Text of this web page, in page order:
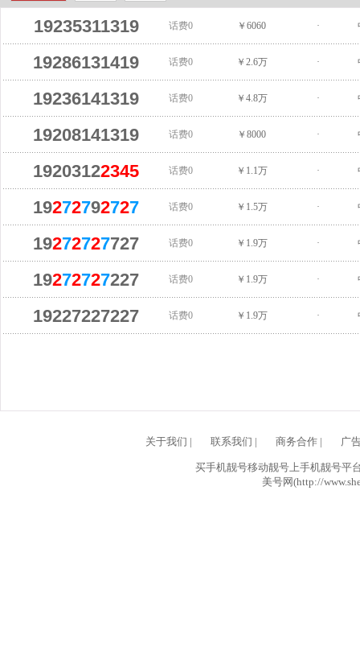
19235311319 话费0 ￥6060 ·
19286131419 话费0 ￥2.6万 ·
19236141319 话费0 ￥4.8万 ·
19208141319 话费0 ￥8000 ·
19203122345 话费0 ￥1.1万 ·
19272792727 话费0 ￥1.5万 ·
19272727727 话费0 ￥1.9万 ·
19272727227 话费0 ￥1.9万 ·
19227227227 话费0 ￥1.9万 ·
关于我们 | 联系我们 | 商务合作| 广
买手机靓号移动靓号上手机靓号平
美号网(http://